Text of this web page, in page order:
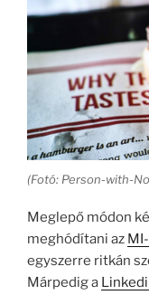
(Fotó: Person-with-
Meglepő módon
meghódítani az
egyszerre ritkán
Márpedig a